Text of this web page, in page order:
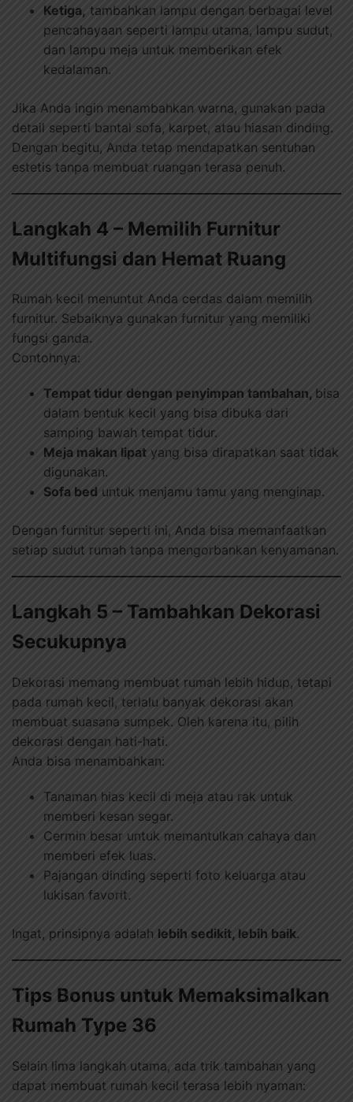
Ketiga, tambahkan lampu dengan berbagai level
pencahayaan seperti lampu utama, lampu sudut,
dan lampu meja untuk memberikan efek
kedalaman.
Jika Anda ingin menambahkan warna, gunakan pada
detail seperti bantal sofa, karpet, atau hiasan dinding.
Dengan begitu, Anda tetap mendapatkan sentuhan
estetis tanpa membuat ruangan terasa penuh.
Langkah 4 – Memilih Furnitur
Multifungsi dan Hemat Ruang
Rumah kecil menuntut Anda cerdas dalam memilih
furnitur. Sebaiknya gunakan furnitur yang memiliki
fungsi ganda.
Contohnya:
Tempat tidur dengan penyimpan tambahan, bisa
dalam bentuk kecil yang bisa dibuka dari
samping bawah tempat tidur.
Meja makan lipat yang bisa dirapatkan saat tidak
digunakan.
Sofa bed untuk menjamu tamu yang menginap.
Dengan furnitur seperti ini, Anda bisa memanfaatkan
setiap sudut rumah tanpa mengorbankan kenyamanan.
Langkah 5 – Tambahkan Dekorasi
Secukupnya
Dekorasi memang membuat rumah lebih hidup, tetapi
pada rumah kecil, terlalu banyak dekorasi akan
membuat suasana sumpek. Oleh karena itu, pilih
dekorasi dengan hati-hati.
Anda bisa menambahkan:
Tanaman hias kecil di meja atau rak untuk
memberi kesan segar.
Cermin besar untuk memantulkan cahaya dan
memberi efek luas.
Pajangan dinding seperti foto keluarga atau
lukisan favorit.
Ingat, prinsipnya adalah lebih sedikit, lebih baik.
Tips Bonus untuk Memaksimalkan
Rumah Type 36
Selain lima langkah utama, ada trik tambahan yang
dapat membuat rumah kecil terasa lebih nyaman: